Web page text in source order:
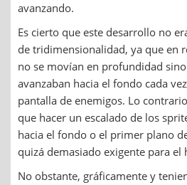
avanzando.
Es cierto que este desarrollo no
de tridimensionalidad, ya que en
no se movían en profundidad
avanzaban hacia el fondo cada
pantalla de enemigos. Lo
que hacer un escalado de los
hacia el fondo o el primer plano
quizá demasiado exigente para el
No obstante, gráficamente y